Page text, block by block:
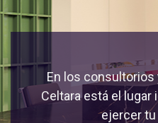
En los
Celtara está el lugar
ejercer